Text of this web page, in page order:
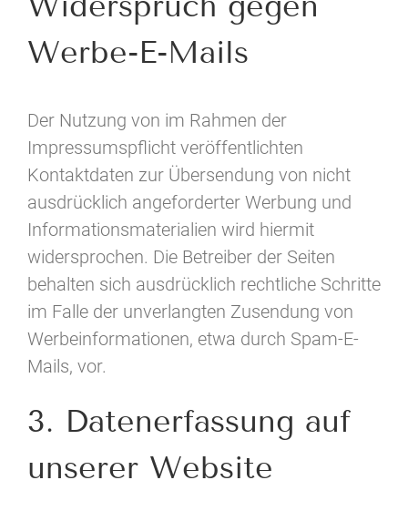
Werbe-E-Mails
Der Nutzung von im Rahmen der
Impressumspflicht veröffentlichten
Kontaktdaten zur Übersendung von nicht
ausdrücklich angeforderter Werbung und
Informationsmaterialien wird hiermit
widersprochen. Die Betreiber der Seiten
behalten sich ausdrücklich rechtliche Schritte
im Falle der unverlangten Zusendung von
Werbeinformationen, etwa durch Spam-E-
Mails, vor.
3. Datenerfassung auf
unserer Website